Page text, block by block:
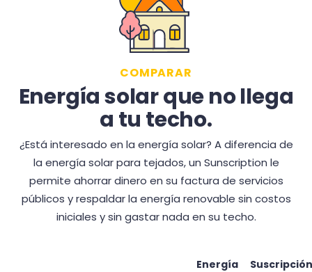
COMPARAR
Energía solar que no llega
a tu techo.
¿Está interesado en la energía solar? A diferencia de
la energía solar para tejados, un Sunscription le
permite ahorrar dinero en su factura de servicios
públicos y respaldar la energía renovable sin costos
iniciales y sin gastar nada en su techo.
Energía
Suscripción